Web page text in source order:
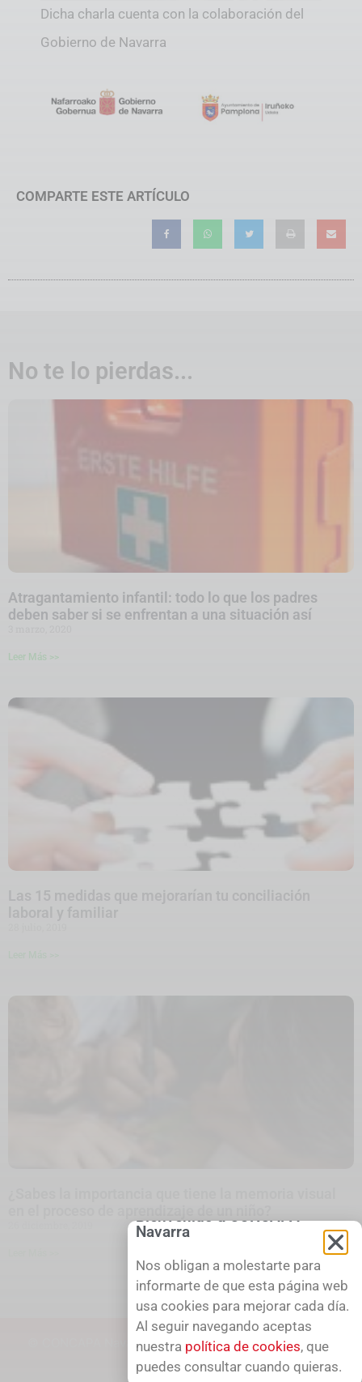
Dicha charla cuenta con la colaboración del
Gobierno de Navarra
COMPARTE ESTE ARTÍCULO
No te lo pierdas...
Atragantamiento infantil: todo lo que los padres
deben saber si se enfrentan a una situación así
Leer Más >>
1 2 3 4 5
© CONCAPA Navarra, 2026.- Aviso Legal - Política de
cookies